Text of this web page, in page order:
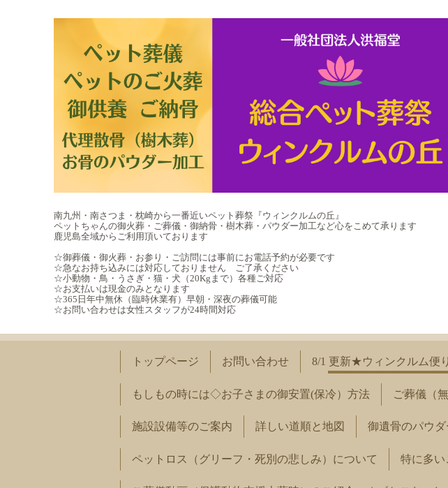
南九州・南さつま・枕崎から一番近いペット葬祭『ウィンクルムの丘』
ペットちゃんの御火葬・ご葬儀・御納骨・樹木葬・パウダー加工など心をこめて承ります
鹿児島全域からご利用頂いております
☆御葬儀・御火葬・お参り・ご訪問には事前にお電話予約が必要です
☆急なお持ち込みには対応しておりません ご了承ください
☆小動物・鳥・うさぎ・猫・犬（20Kgまで）各種ご対応
☆お支払いは現金のみとなります
☆365日年中無休（臨時休業有）早朝・深夜の葬儀可能
☆お問い合わせは女性スタッフが24時間対応
トップページ お問い合わせ 8/1 更新★ウィンクルム便
もしもの時には◇お子さまの御安置(保冷）方法 ご葬儀（
施設設備等のご案内 詳しい道順と地図 御遺骨のパウダ
ペットロス（グリーフ・死別の悲しみ）について 特に多い